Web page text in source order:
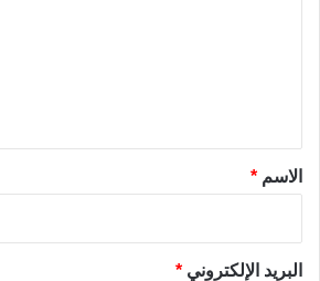
*الاسم *
البريد الإلكتروني *